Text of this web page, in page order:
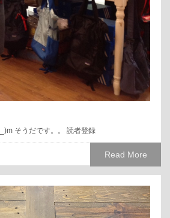
そうだです。。 読者登録
Read More